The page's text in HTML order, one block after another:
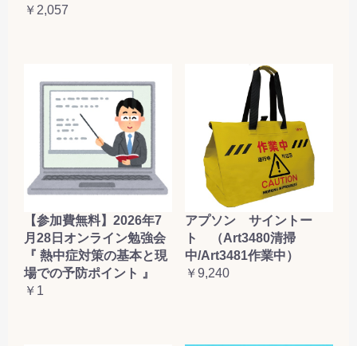
￥2,057
【参加費無料】2026年7
月28日オンライン勉強会
『 熱中症対策の基本と現
場での予防ポイント 』
￥1
アプソン サイントー
ト （Art3480清掃
中/Art3481作業中）
￥9,240